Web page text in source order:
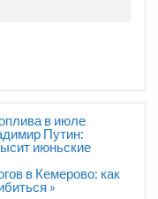
в июле
Путин:
июньские
в Кемерово: как
»